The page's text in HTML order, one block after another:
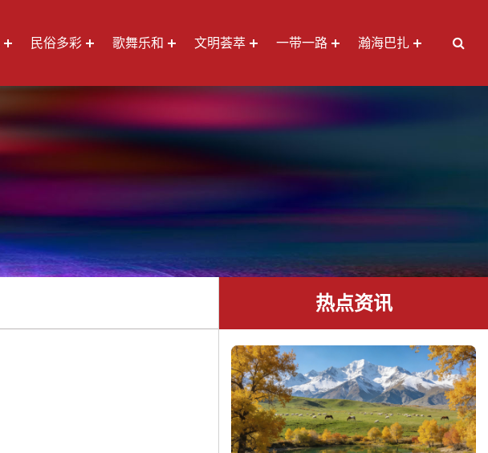
民俗多彩 歌舞乐和 文明荟萃 一带一路 瀚海巴扎
热点资讯